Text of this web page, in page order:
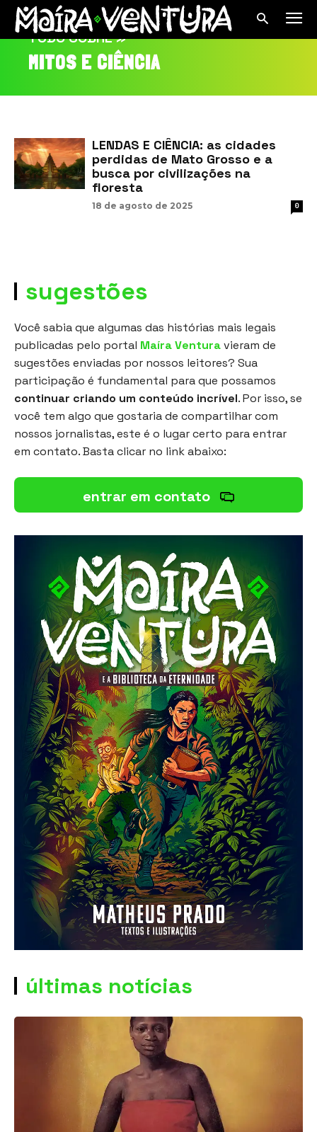
TUDO SOBRE »
MITOS E CIÊNCIA
LENDAS E CIÊNCIA: as cidades
perdidas de Mato Grosso e a
busca por civilizações na
floresta
18 de agosto de 2025 0
sugestões
Você sabia que algumas das histórias mais legais
publicadas pelo portal Maíra Venturavieram de
sugestões enviadas por nossos leitores? Sua
participação é fundamental para que possamos
continuar criando um conteúdo incrível. Por isso, se
você tem algo que gostaria de compartilhar com
nossos jornalistas, este é o lugar certo para entrar
em contato. Basta clicar no link abaixo:
entrar em contato
últimas notícias